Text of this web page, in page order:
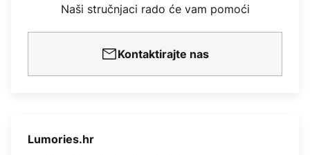
Naši stručnjaci rado će vam pomoći
Kontaktirajte nas
Lumories.hr